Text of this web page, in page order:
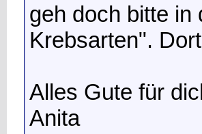
geh doch bitte in
Krebsarten".
Alles Gute für
Anita